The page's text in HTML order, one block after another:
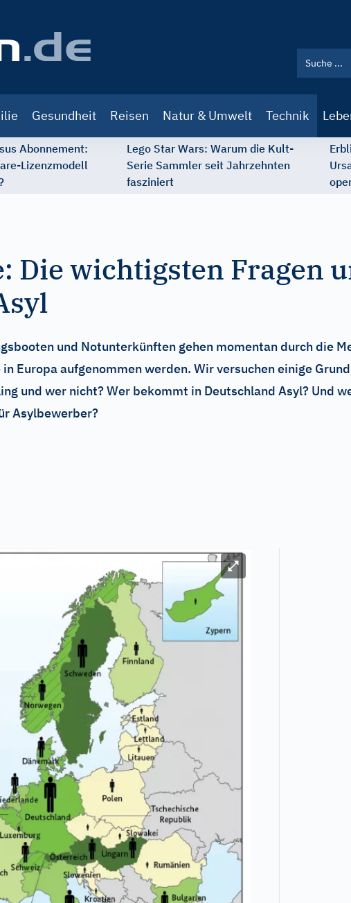
Gesundheit Reisen Natur & Umwelt Technik
Abonnement:
Lizenzmodell
Lego Star Wars: Warum die Kult-
Serie Sammler seit Jahrzehnten
fasziniert
Die wichtigsten Fragen
und Notunterkünften gehen momentan durch die
Europa aufgenommen werden. Wir versuchen einige
und wer nicht? Wer bekommt in Deutschland Asyl? Und
Asylbewerber?
Bild vergrößern